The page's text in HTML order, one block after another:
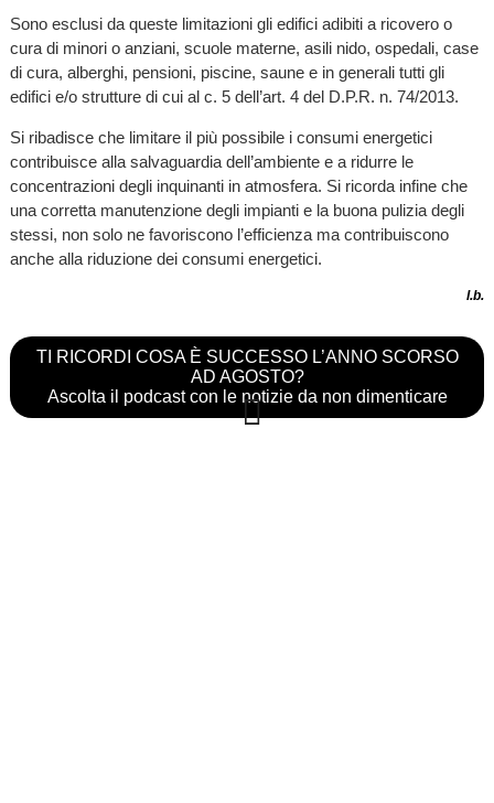
Sono esclusi da queste limitazioni gli edifici adibiti a ricovero o
cura di minori o anziani, scuole materne, asili nido, ospedali, case
di cura, alberghi, pensioni, piscine, saune e in generali tutti gli
edifici e/o strutture di cui al c. 5 dell’art. 4 del D.P.R. n. 74/2013.
Si ribadisce che limitare il più possibile i consumi energetici
contribuisce alla salvaguardia dell’ambiente e a ridurre le
concentrazioni degli inquinanti in atmosfera. Si ricorda infine che
una corretta manutenzione degli impianti e la buona pulizia degli
stessi, non solo ne favoriscono l’efficienza ma contribuiscono
anche alla riduzione dei consumi energetici.
l.b.
TI RICORDI COSA È SUCCESSO L’ANNO SCORSO
AD AGOSTO?
Ascolta il podcast con le notizie da non dimenticare